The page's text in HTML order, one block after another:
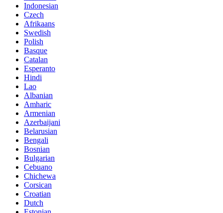
Indonesian
Czech
Afrikaans
Swedish
Polish
Basque
Catalan
Esperanto
Hindi
Lao
Albanian
Amharic
Armenian
Azerbaijani
Belarusian
Bengali
Bosnian
Bulgarian
Cebuano
Chichewa
Corsican
Croatian
Dutch